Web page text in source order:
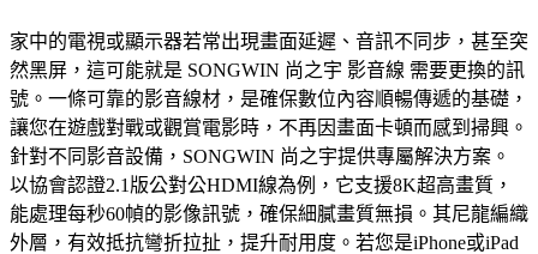
家中的電視或顯示器若常出現畫面延遲、音訊不同步，甚至突
然黑屏，這可能就是 SONGWIN 尚之宇 影音線 需要更換的訊
號。一條可靠的影音線材，是確保數位內容順暢傳遞的基礎，
讓您在遊戲對戰或觀賞電影時，不再因畫面卡頓而感到掃興。
針對不同影音設備，SONGWIN 尚之宇提供專屬解決方案。
以協會認證2.1版公對公HDMI線為例，它支援8K超高畫質，
能處理每秒60幀的影像訊號，確保細膩畫質無損。其尼龍編織
外層，有效抵抗彎折拉扯，提升耐用度。若您是iPhone或iPad